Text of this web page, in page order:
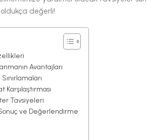
değerli!
Avantajları
Tavsiyeleri
ve Değerlendirme